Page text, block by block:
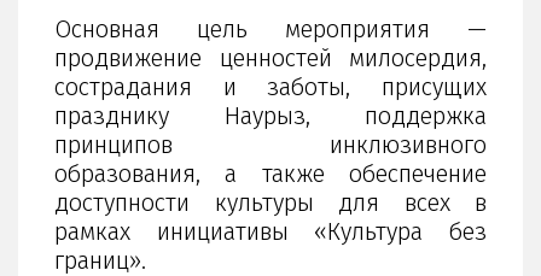
Основная цель мероприятия —
продвижение ценностей милосердия,
сострадания и заботы, присущих
празднику Наурыз, поддержка
принципов инклюзивного
образования, а также обеспечение
доступности культуры для всех в
рамках инициативы «Культура без
границ».